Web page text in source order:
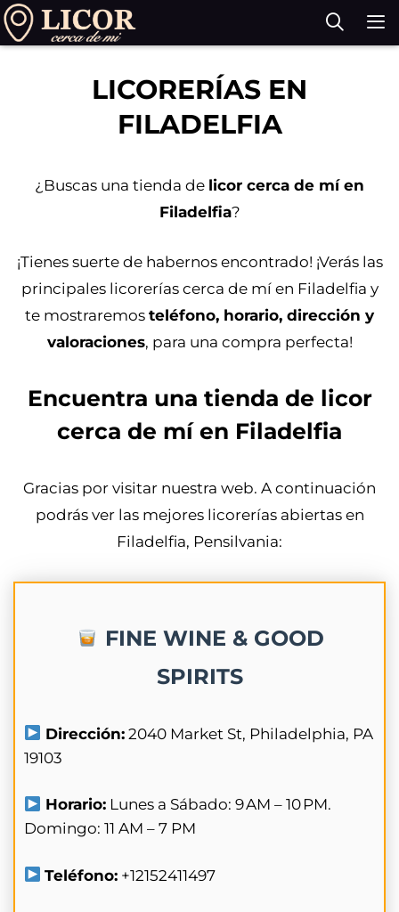
Saltar
al
LICORERÍAS EN
FILADELFIA
¿Buscas una tienda de licor cerca de mí en
Filadelfia?
¡Tienes suerte de habernos encontrado! ¡Verás las
principales licorerías cerca de mí en Filadelfia y
te mostraremos teléfono, horario, dirección y
valoraciones, para una compra perfecta!
Encuentra una tienda de licor
cerca de mí en Filadelfia
Gracias por visitar nuestra web. A continuación
podrás ver las mejores licorerías abiertas en
Filadelfia, Pensilvania:
FINE WINE & GOOD
SPIRITS
Dirección: 2040 Market St, Philadelphia, PA
19103
Horario: Lunes a Sábado: 9 AM – 10 PM.
Domingo: 11 AM – 7 PM
Teléfono: +12152411497